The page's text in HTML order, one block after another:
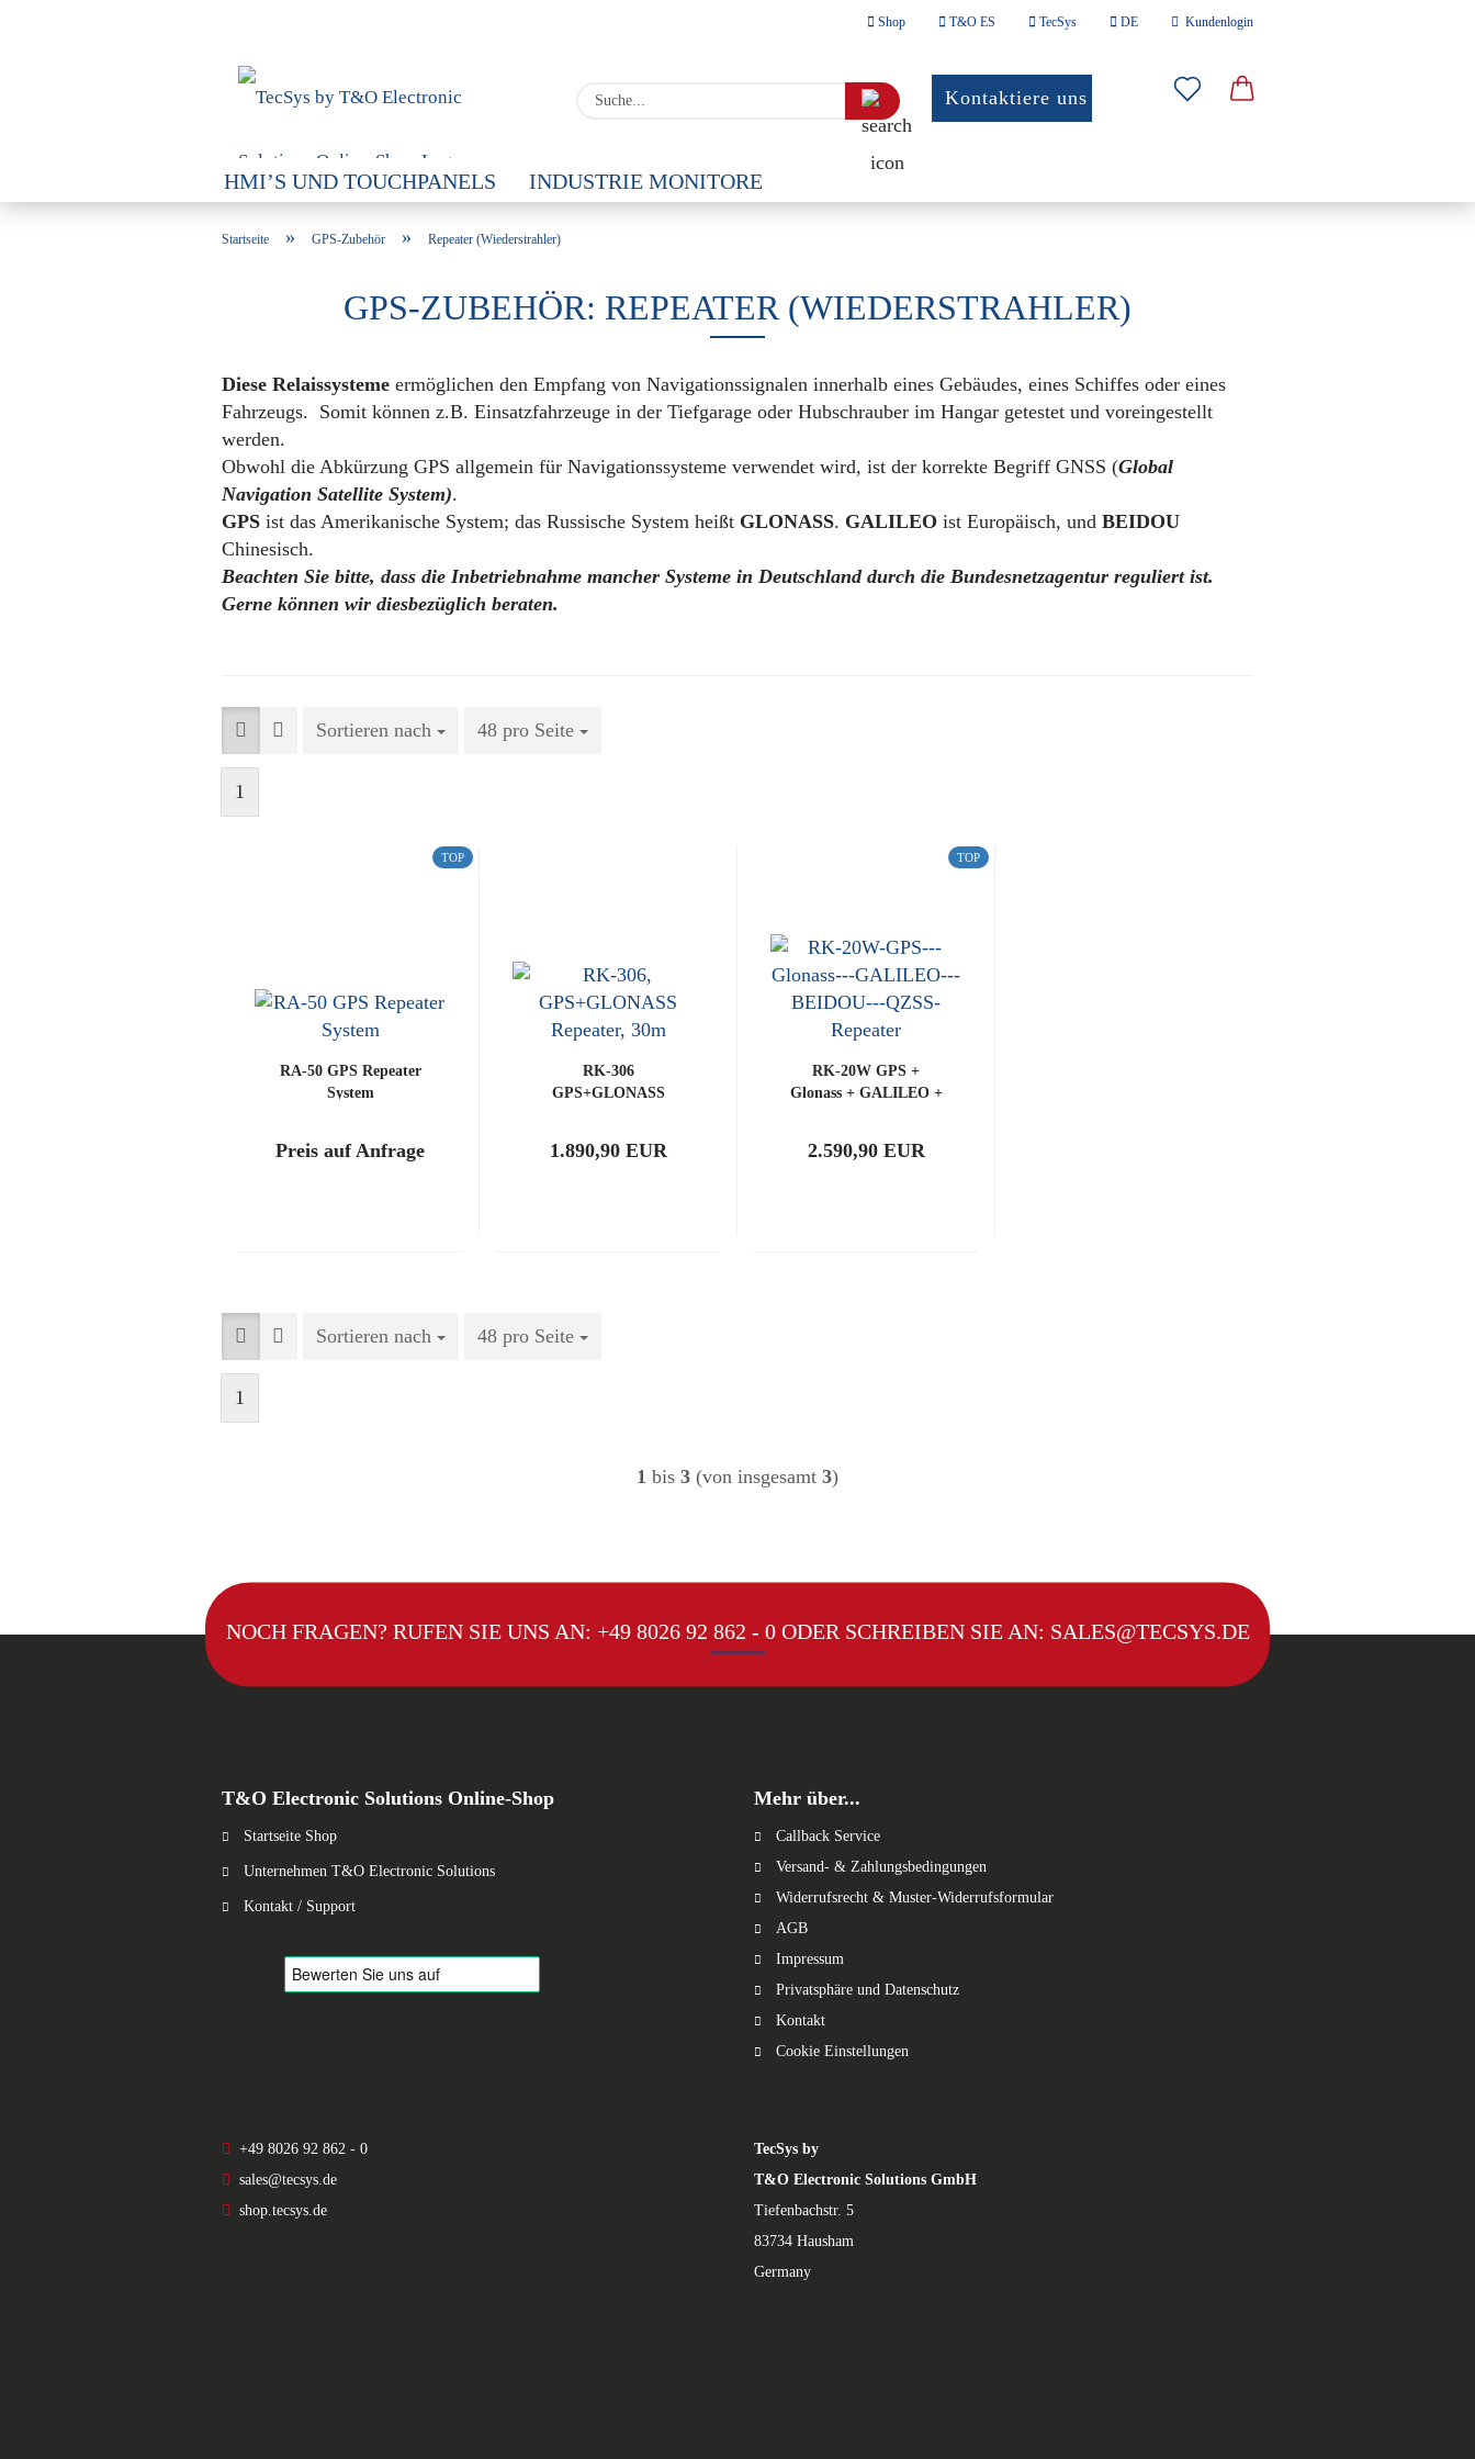
Shop T&O ES TecSys DE
Sprache auswählen
Lieferland
Kundenlogin
Passwort
Passwort vergessen?
Suche...Kontaktiere uns
HMI’S UND TOUCHPANELS
INDUSTRIE MONITORE
Startseite » GPS-Zubehör » Repeater (Wiederstrahler)
GPS-ZUBEHÖR: REPEATER (WIEDERSTRAHLER)
Diese Relaissysteme ermöglichen den Empfang von Navigationssignalen innerhalb eines Gebäudes, eines Schiffes oder eines
Fahrzeugs. Somit können z.B. Einsatzfahrzeuge in der Tiefgarage oder Hubschrauber im Hangar getestet und voreingestellt
werden.
Obwohl die Abkürzung GPS allgemein für Navigationssysteme verwendet wird, ist der korrekte Begriff GNSS (Global
Navigation Satellite System).
GPS ist das Amerikanische System; das Russische System heißt GLONASS. GALILEO ist Europäisch, und BEIDOU
Chinesisch.
Beachten Sie bitte, dass die Inbetriebnahme mancher Systeme in Deutschland durch die Bundesnetzagentur reguliert ist.
Gerne können wir diesbezüglich beraten.
Sortieren nach
Sortieren nach 48 pro Seite
pro Seite
1
TOP
RA-50 GPS Repeater
System
Preis auf Anfrage
RK-306
GPS+GLONASS
1.890,90 EUR
TOP
RK-20W GPS +
Glonass + GALILEO +
2.590,90 EUR
Sortieren nach
Sortieren nach 48 pro Seite
pro Seite
1
1 bis 3 (von insgesamt 3)
NOCH FRAGEN? RUFEN SIE UNS AN: +49 8026 92 862 - 0ODER SCHREIBEN SIE AN: SALES@TECSYS.DE
T&O Electronic Solutions Online-Shop
Startseite Shop
Unternehmen T&O Electronic Solutions
Kontakt / Support
Mehr über...
Callback Service
Versand- & Zahlungsbedingungen
Widerrufsrecht & Muster-Widerrufsformular
AGB
Impressum
Privatsphäre und Datenschutz
Kontakt
Cookie Einstellungen
+49 8026 92 862 - 0
sales@tecsys.de
shop.tecsys.de
TecSys by
T&O Electronic Solutions GmbH
Tiefenbachstr. 5
83734 Hausham
Germany